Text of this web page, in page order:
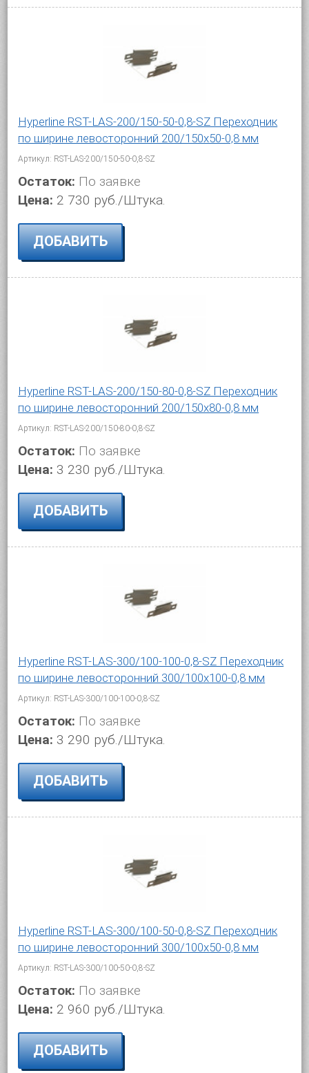
Hyperline RST-LAS-200/150-50-0,8-SZ Переходник
по ширине левосторонний 200/150x50-0,8 мм
Артикул: RST-LAS-200/150-50-0,8-SZ
Остаток: По заявке
Цена: 2 730 руб./Штука.
ДОБАВИТЬ
Hyperline RST-LAS-200/150-80-0,8-SZ Переходник
по ширине левосторонний 200/150x80-0,8 мм
Артикул: RST-LAS-200/150-80-0,8-SZ
Остаток: По заявке
Цена: 3 230 руб./Штука.
ДОБАВИТЬ
Hyperline RST-LAS-300/100-100-0,8-SZ Переходник
по ширине левосторонний 300/100x100-0,8 мм
Артикул: RST-LAS-300/100-100-0,8-SZ
Остаток: По заявке
Цена: 3 290 руб./Штука.
ДОБАВИТЬ
Hyperline RST-LAS-300/100-50-0,8-SZ Переходник
по ширине левосторонний 300/100x50-0,8 мм
Артикул: RST-LAS-300/100-50-0,8-SZ
Остаток: По заявке
Цена: 2 960 руб./Штука.
ДОБАВИТЬ